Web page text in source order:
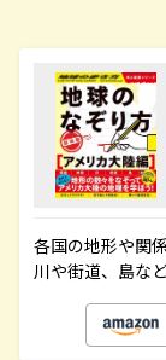
各国の地形や関
川や街道、島な